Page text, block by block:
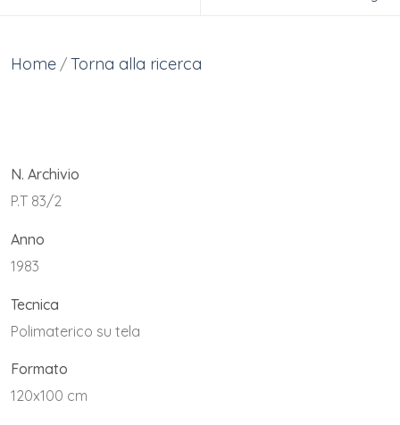
Home / Torna alla ricerca
N. Archivio
P.T 83/2
Anno
1983
Tecnica
Polimaterico su tela
Formato
120x100 cm